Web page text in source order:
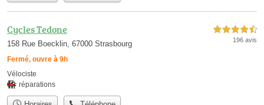
Cycles Tedone
158 Rue Boecklin, 67000 Strasbourg
Fermé, ouvre à 9h
4,5 étoiles sur 5
196 avis
Vélociste
réparations